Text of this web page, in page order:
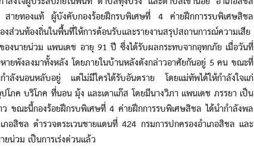
สายทองแท้ ผู้บังคับกองร้อยฝึกรบพิเศษที่ 4 ค่ายฝึกการรบพิเศษสิชล
ส่วนท้องถิ่นในพื้นที่ให้การต้อนรับและรายงานสรุปสถานการณ์ความเสีย
งนายน่วม แพนเดช อายุ 91 ปี ซึ่งได้รับผลกระทบจากอุทกภัย เมื่อวันที่
ายพังลงมาทั้งหลัง โดยภายในบ้านหลังดังกล่าวอาศัยกันอยู่ 5 คน ขณะที่
ลังนอนหลับอยู่ แต่ไม่มีใครได้รับอันตราย โดยแม่ทัพได้ให้กำลังใจแก่
ภค บริโภค ที่นอน มุ้ง และเตาแก๊ส โดยมีนางวิภา แพนเดช ภรรยา เป็น
ณะนี้กองร้อยฝึกรบพิเศษที่ 4 ค่ายฝึกการรบพิเศษสิชล ได้นำกำลังพล
สิชล ตำรวจตระเวนชายแดนที่ 424 กรมการปกครองอำเภอสิชล เเละ
น่วม เป็นการเร่งด่วนแล้ว